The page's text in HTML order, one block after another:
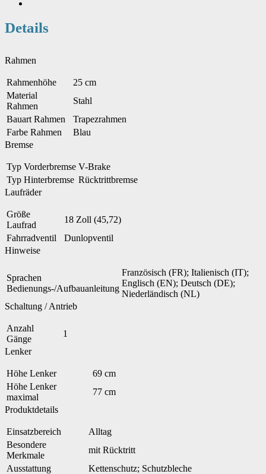
Details
Rahmen
Rahmenhöhe
25 cm
Material
Rahmen
Stahl
Bauart Rahmen
Trapezrahmen
Farbe Rahmen
Blau
Bremse
Typ Vorderbremse V-Brake
Typ Hinterbremse Rücktrittbremse
Laufräder
Größe
Laufrad
18 Zoll (45,72)
Fahrradventil
Dunlopventil
Hinweise
Sprachen
Bedienungs-/Aufbauanleitung
Französisch (FR); Italienisch (IT);
Englisch (EN); Deutsch (DE);
Niederländisch (NL)
Schaltung / Antrieb
Anzahl
Gänge
1
Lenker
Höhe Lenker
69 cm
Höhe Lenker
maximal
77 cm
Produktdetails
Einsatzbereich
Alltag
Besondere
Merkmale
mit Rücktritt
Ausstattung
Kettenschutz; Schutzbleche